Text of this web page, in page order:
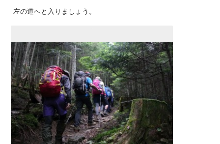
左の道へと入りましょう。